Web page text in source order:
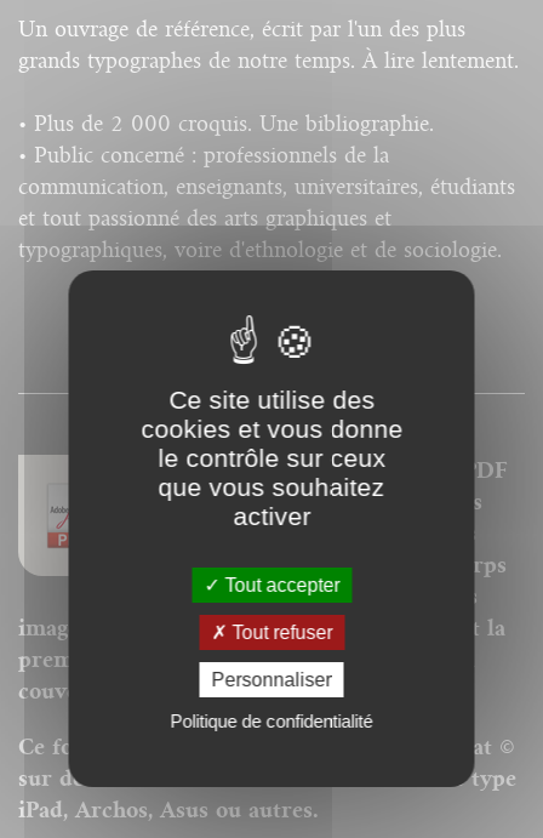
Un ouvrage de référence, écrit par l'un des plus
grands typographes de notre temps. À lire lentement.
• Plus de 2 000 croquis. Une bibliographie.
• Public concerné : professionnels de la
communication, enseignants, universitaires, étudiants
et tout passionné des arts graphiques et
typographiques, voire d'ethnologie et de sociologie.
SOMMAIRE
Nos ebooks sont des versions PDF
homothétiques des livres de nos
modifiables (changement de corps
pour la police, modification des
images). La pagination est donc respectée et la
première page du livre est remplacée par la
couverture.
Ce format peut être lu par le logiciel Acrobat ©
sur des ordinateurs ou tablettes tactiles de type
iPad, Archos, Asus ou autres.
Ce site utilise des
cookies et vous donne
le contrôle sur ceux
que vous souhaitez
activer
Tout accepter
Tout refuser
Personnaliser
Politique de confidentialité